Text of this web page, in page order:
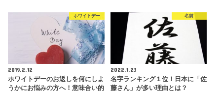
ホワイトデー
2019.2.12
ホワイトデーのお返しを何にしよ
うかにお悩みの方へ！意味合い的
名前
2022.1.23
名字ランキング１位！日本に「佐
藤さん」が多い理由とは？